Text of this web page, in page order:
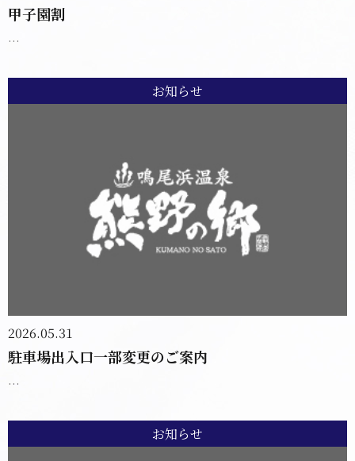
甲子園割
...
お知らせ
2026.05.31
駐車場出入口一部変更のご案内
...
お知らせ